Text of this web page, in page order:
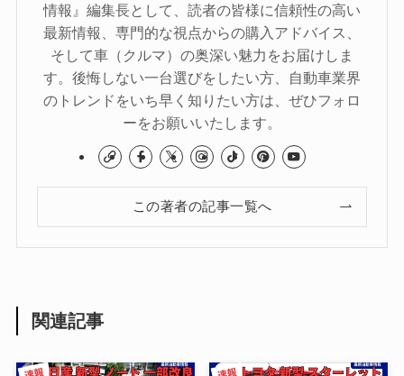
情報』編集長として、読者の皆様に信頼性の高い
最新情報、専門的な視点からの購入アドバイス、
そして車（クルマ）の奥深い魅力をお届けしま
す。後悔しない一台選びをしたい方、自動車業界
のトレンドをいち早く知りたい方は、ぜひフォロ
ーをお願いいたします。
この著者の記事一覧へ
関連記事